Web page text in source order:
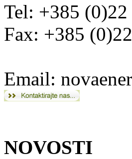
Tel: +385 (0)22
Fax: +385
Email:
NOVOSTI